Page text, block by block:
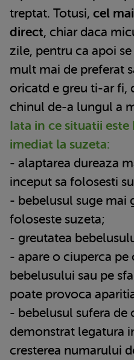
treptat. Totusi, cel
direct, chiar daca
zile, pentru ca apoi
mult mai de preferat
oricatd e greu ti-ar fi,
chinul de-a lungul a
Iata in ce situatii
imediat la suzeta:
- alaptarea dureaza
inceput sa folosesti
- bebelusul suge mai
foloseste suzeta;
- greutatea
- apare o ciuperca pe
bebelusului sau pe
poate provoca
- bebelusul sufera de
demonstrat legatura
cresterea numarului